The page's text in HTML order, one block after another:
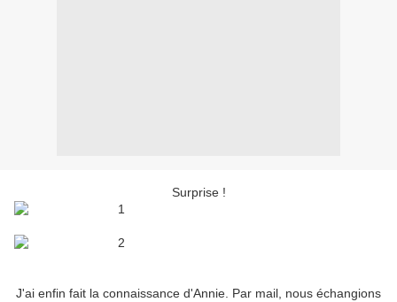
Surprise !
J'ai enfin fait la connaissance d'Annie. Par mail, nous échangions